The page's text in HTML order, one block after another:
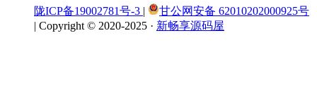
陇ICP备19002781号-3 |
甘公网安备 62010202000925号
| Copyright © 2020-2025 · 新畅享源码屋